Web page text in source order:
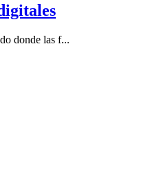
donde las f...